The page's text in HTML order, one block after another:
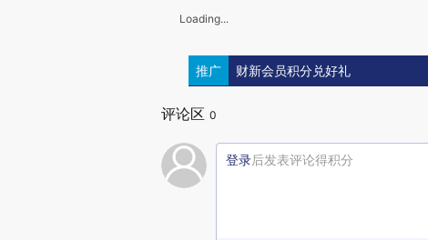
Loading...
推广 财新会员积分兑好礼
评论区 0
登录后发表评论得积分